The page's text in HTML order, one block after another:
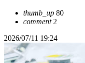
thumb_up 80
comment2
2026/07/11 19:24